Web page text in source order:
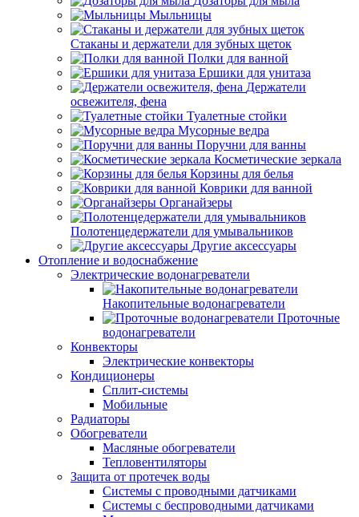
Мыльницы
Стаканы и держатели для зубных щеток
Полки для ванной
Ершики для унитаза
Держатели
освежителя, фена
Туалетные стойки
Мусорные ведра
Поручни для ванны
Косметические зеркала
Корзины для белья
Коврики для ванной
Органайзеры
Полотенцедержатели для умывальников
Другие аксессуары
Отопление и водоснабжение
Электрические водонагреватели
Накопительные водонагреватели
Проточные
водонагреватели
Конвекторы
Электрические конвекторы
Кондиционеры
Сплит-системы
Мобильные
Радиаторы
Обогреватели
Масляные обогреватели
Тепловентиляторы
Защита от протечек воды
Системы с проводными датчиками
Системы с беспроводными датчиками